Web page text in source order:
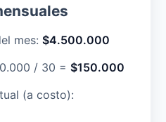
mes:$4.500.000
/ 30 =$150.000
(a costo):